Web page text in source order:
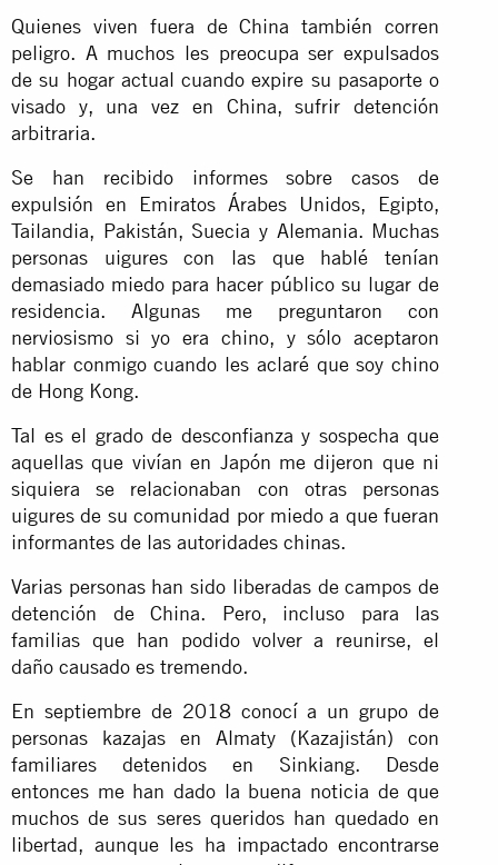
Quienes viven fuera de China también corren
peligro. A muchos les preocupa ser expulsados
de su hogar actual cuando expire su pasaporte o
visado y, una vez en China, sufrir detención
arbitraria.
Se han recibido informes sobre casos de
expulsión en Emiratos Árabes Unidos, Egipto,
Tailandia, Pakistán, Suecia y Alemania. Muchas
personas uigures con las que hablé tenían
demasiado miedo para hacer público su lugar de
residencia. Algunas me preguntaron con
nerviosismo si yo era chino, y sólo aceptaron
hablar conmigo cuando les aclaré que soy chino
de Hong Kong.
Tal es el grado de desconfianza y sospecha que
aquellas que vivían en Japón me dijeron que ni
siquiera se relacionaban con otras personas
uigures de su comunidad por miedo a que fueran
informantes de las autoridades chinas.
Varias personas han sido liberadas de campos de
detención de China. Pero, incluso para las
familias que han podido volver a reunirse, el
daño causado es tremendo.
En septiembre de 2018 conocí a un grupo de
personas kazajas en Almaty (Kazajistán) con
familiares detenidos en Sinkiang. Desde
entonces me han dado la buena noticia de que
muchos de sus seres queridos han quedado en
libertad, aunque les ha impactado encontrarse